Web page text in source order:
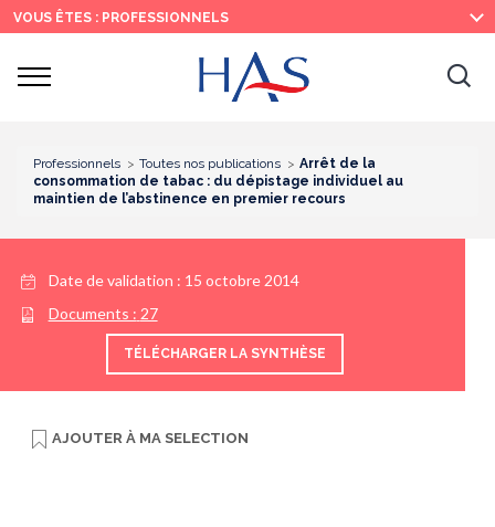
Recherche
Menu
principal
Contenu
principal
VOUS ÊTES : PROFESSIONNELS
Ouvrir
Professionnels Toutes nos publications
Arrêt de la
consommation de tabac : du dépistage individuel au
maintien de l’abstinence en premier recours
Date de validation : 15 octobre 2014
Documents : 27
TÉLÉCHARGER LA SYNTHÈSE
AJOUTER À MA SELECTION